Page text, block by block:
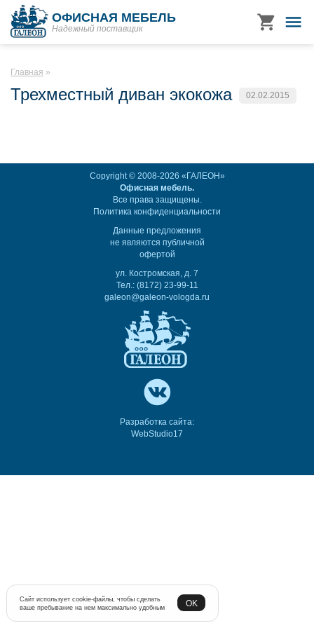
ОФИСНАЯ МЕБЕЛЬ
Надежный поставщик
Главная
Трехместный диван экокожа 02.02.2015
Copyright © 2008-2026 «ГАЛЕОН»
Офисная мебель.
Все права защищены.
Политика конфиденциальности
Данные предложения
не являются публичной
офертой
ул. Костромская, д. 7
Тел.: (8172) 23-99-11
galeon@galeon-vologda.ru
Разработка сайта:
WebStudio17
Сайт использует cookie-файлы, чтобы сделать
ваше пребывание на нем максимально удобным
OK